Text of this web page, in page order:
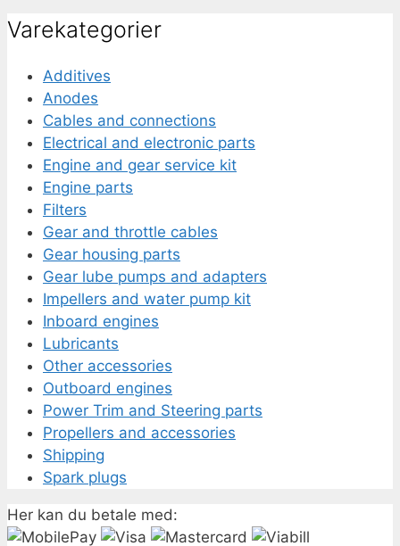
Varekategorier
Additives
Anodes
Cables and connections
Electrical and electronic parts
Engine and gear service kit
Engine parts
Filters
Gear and throttle cables
Gear housing parts
Gear lube pumps and adapters
Impellers and water pump kit
Inboard engines
Lubricants
Other accessories
Outboard engines
Power Trim and Steering parts
Propellers and accessories
Shipping
Spark plugs
Her kan du betale med: